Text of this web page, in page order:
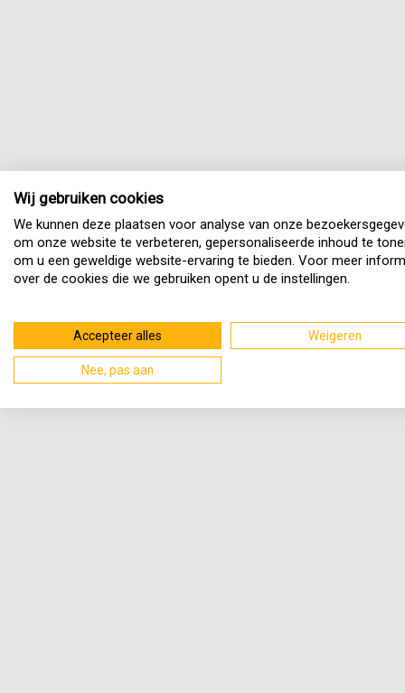
Wij gebruiken cookies
We kunnen deze plaatsen voor analyse van onze
om onze website te verbeteren, gepersonaliseerde inhoud te
om u een geweldige website-ervaring te bieden. Voor meer
over de cookies die we gebruiken opent u de instellingen.
Accepteer alles Weigeren
Nee, pas aan